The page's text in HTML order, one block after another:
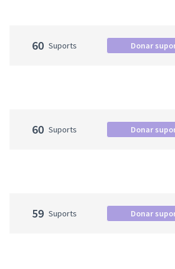
60 Suports Donar
60 Suports Donar
59 Suports Donar